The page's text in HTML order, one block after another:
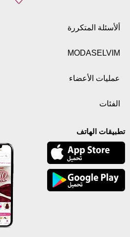
ألأسئلة المتكررة
MODASELVIM
عمليات الأعضاء
الفئات
تطبيقات الهاتف